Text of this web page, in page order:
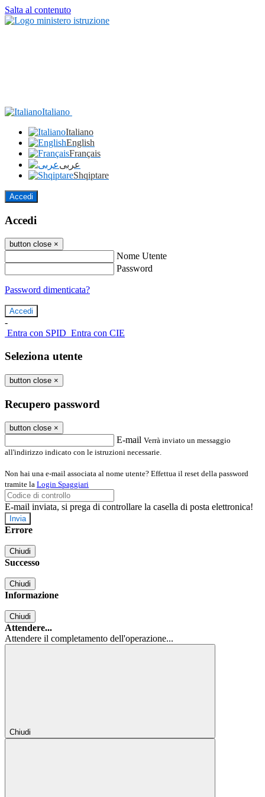
Salta al contenuto
Italiano
Italiano
English
Français
عربى
Shqiptare
Accedi
Accedi
button close ×
Nome Utente
Password
Password dimenticata?
-
Entra con SPID Entra con CIE
Seleziona utente
button close ×
Recupero password
button close ×
E-mail Verrà inviato un messaggio
all'indirizzo indicato con le istruzioni necessarie.
Non hai una e-mail associata al nome utente? Effettua il reset della password
tramite la Login Spaggiari
E-mail inviata, si prega di controllare la casella di posta elettronica!
Errore
Chiudi
Successo
Chiudi
Informazione
Chiudi
Attendere...
Attendere il completamento dell'operazione...
Chiudi